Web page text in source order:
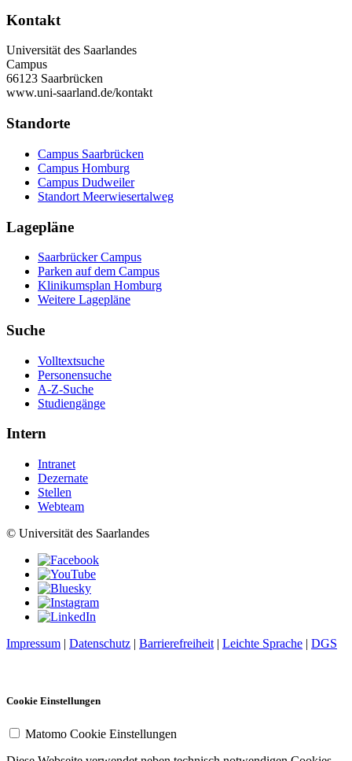
Kontakt
Universität des Saarlandes
Campus
66123 Saarbrücken
www.uni-saarland.de/kontakt
Standorte
Campus Saarbrücken
Campus Homburg
Campus Dudweiler
Standort Meerwiesertalweg
Lagepläne
Saarbrücker Campus
Parken auf dem Campus
Klinikumsplan Homburg
Weitere Lagepläne
Suche
Volltextsuche
Personensuche
A-Z-Suche
Studiengänge
Intern
Intranet
Dezernate
Stellen
Webteam
© Universität des Saarlandes
Impressum | Datenschutz | Barrierefreiheit | Leichte Sprache | DGS
Cookie Einstellungen
Matomo Cookie Einstellungen